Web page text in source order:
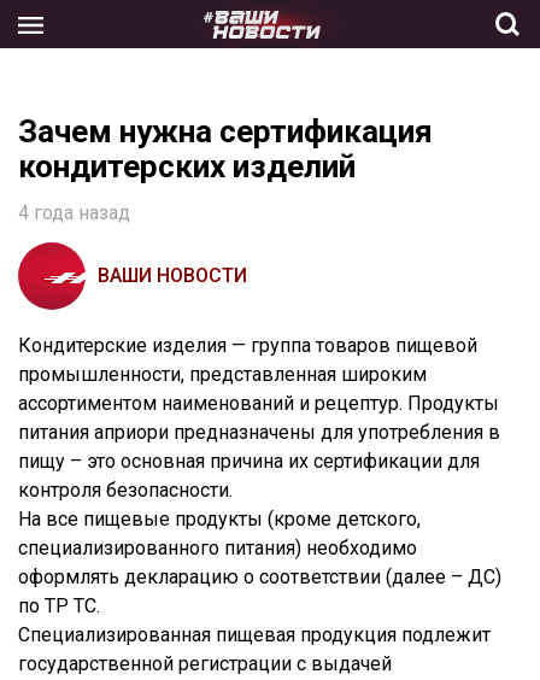
the
Зачем нужна сертификация
кондитерских изделий
4 года назад
ВАШИ НОВОСТИ
Кондитерские изделия — группа товаров пищевой
промышленности, представленная широким
ассортиментом наименований и рецептур. Продукты
питания априори предназначены для употребления в
пищу – это основная причина их сертификации для
контроля безопасности.
На все пищевые продукты (кроме детского,
специализированного питания) необходимо
оформлять декларацию о соответствии (далее – ДС)
по ТР ТС.
Специализированная пищевая продукция подлежит
государственной регистрации с выдачей